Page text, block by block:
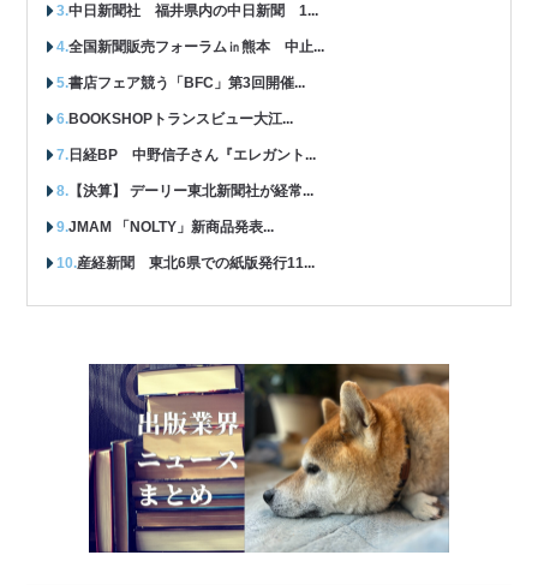
中日新聞社 福井県内の中日新聞 1...
全国新聞販売フォーラム㏌熊本 中止...
書店フェア競う「BFC」第3回開催...
BOOKSHOPトランスビュー大江...
日経BP 中野信子さん『エレガント...
【決算】 デーリー東北新聞社が経常...
JMAM 「NOLTY」新商品発表...
産経新聞 東北6県での紙版発行11...